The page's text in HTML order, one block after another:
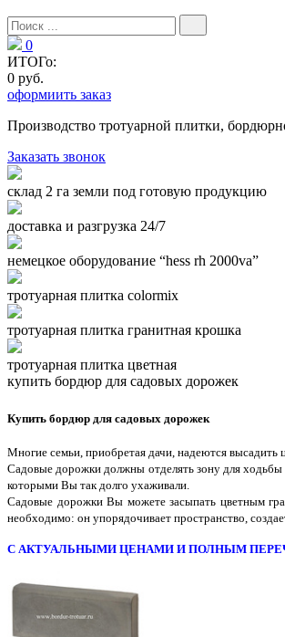
0
ИТОГо:
0 руб.
оформиить заказ
Производство тротуарной плитки,
Заказать звонок
склад 2 га земли под готовую продукцию
доставка и разгрузка 24/7
немецкое оборудование “hess rh 2000va”
тротуарная плитка colormix
тротуарная плитка гранитная крошка
тротуарная плитка цветная
купить бордюр для садовых дорожек
Купить бордюр для садовых дорожек
Многие семьи, приобретая дачи, надеются
Садовые дорожки должны отделять зону для ходьбы
которыми Вы так долго ухаживали.
Садовые дорожки Вы можете засыпать цветным
необходимо: он упорядочивает пространство,
С АКТУАЛЬНЫМИ ЦЕНАМИ И ПОЛНЫМ